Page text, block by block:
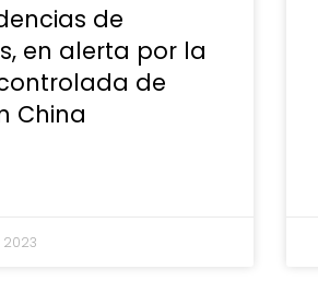
de
en alerta por la
de
China
2023